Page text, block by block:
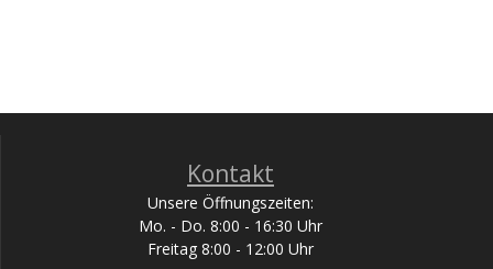
Kontakt
Unsere Öffnungszeiten:
Mo. - Do. 8:00 - 16:30 Uhr
Freitag 8:00 - 12:00 Uhr